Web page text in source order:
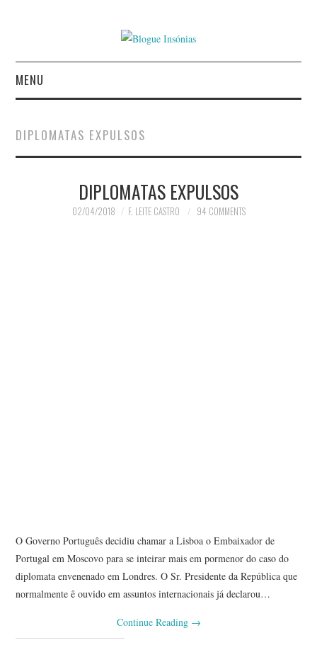
MENU
AUTORES
CONTACTO
DIPLOMATAS EXPULSOS
DIPLOMATAS EXPULSOS
02/04/2018 F. LEITE CASTRO 94 COMMENTS
O Governo Português decidiu chamar a Lisboa o Embaixador de
Portugal em Moscovo para se inteirar mais em pormenor do caso do
diplomata envenenado em Londres. O Sr. Presidente da República que
normalmente ê ouvido em assuntos internacionais já declarou…
Continue Reading →